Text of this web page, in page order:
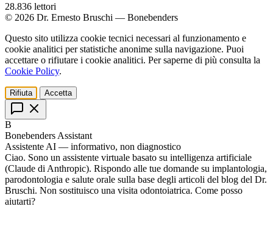
28.836 lettori
© 2026 Dr. Ernesto Bruschi — Bonebenders
Questo sito utilizza cookie tecnici necessari al funzionamento e
cookie analitici per statistiche anonime sulla navigazione. Puoi
accettare o rifiutare i cookie analitici. Per saperne di più consulta la
Cookie Policy.
Rifiuta Accetta
B
Bonebenders Assistant
Assistente AI — informativo, non diagnostico
Ciao. Sono un assistente virtuale basato su intelligenza artificiale
(Claude di Anthropic). Rispondo alle tue domande su implantologia,
parodontologia e salute orale sulla base degli articoli del blog del Dr.
Bruschi. Non sostituisco una visita odontoiatrica. Come posso
aiutarti?